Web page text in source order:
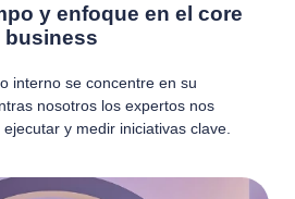
y enfoque en el core
business
interno se concentre en su
nosotros los expertos nos
y medir iniciativas clave.